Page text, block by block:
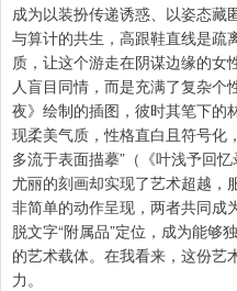
成为以装扮传递诱惑、以姿态藏
与算计的共生，高跟鞋直线是疏
质，让这个游走在阴谋边缘的女
人盲目同情，而是充满了复杂个
夜》绘制的插图，彼时其笔下的
现柔美气质，性格直白且符号化
多流于表面描摹”（《叶浅予回
尤丽的刻画却实现了艺术超越，
非简单的动作呈现，两者共同成
脱文字“附属品”定位，成为能够
的艺术载体。在我看来，这份艺
力。